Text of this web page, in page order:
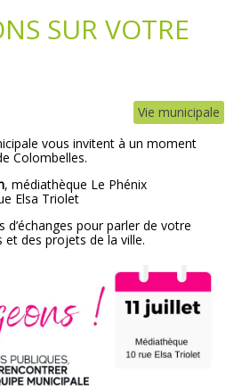
SUR VOTRE
Vie municipale
vous invitent à un moment
Colombelles.
, médiathèque Le Phénix
Elsa Triolet
d’échanges pour parler de votre
des projets de la ville.